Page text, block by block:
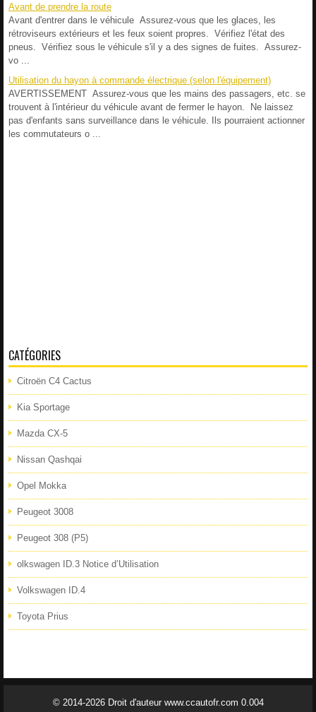
Avant de prendre la route
Avant d'entrer dans le véhicule Assurez-vous que les glaces, les
rétroviseurs extérieurs et les feux soient propres. Vérifiez l'état des
pneus. Vérifiez sous le véhicule s'il y a des signes de fuites. Assurez-
vo ...
Utilisation du hayon à commande électrique (selon l'équipement)
AVERTISSEMENT Assurez-vous que les mains des passagers, etc. se
trouvent à l'intérieur du véhicule avant de fermer le hayon. Ne laissez
pas d'enfants sans surveillance dans le véhicule. Ils pourraient actionner
les commutateurs o ...
CATÉGORIES
Citroën C4 Cactus
Kia Sportage
Mazda CX-5
Nissan Qashqai
Opel Mokka
Peugeot 3008
Peugeot 308 (P5)
olkswagen ID.3 Notice d’Utilisation
Volkswagen ID.4
Toyota Prius
© 2014-2026 Droit d'auteur www.ccautofr.com 0.004